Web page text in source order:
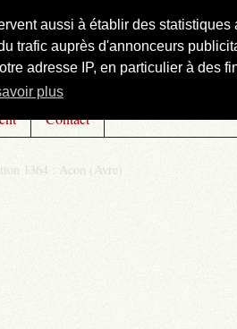
aussi à établir des
trafic auprès d'annonceurs
adresse IP, en particulier à des
plus
Contact
1364 : Acon (Avre)